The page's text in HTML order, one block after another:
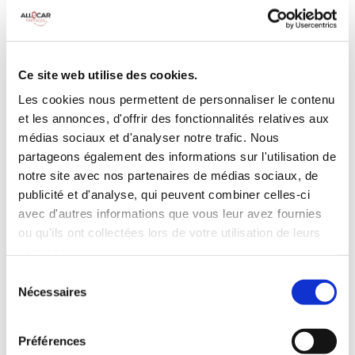
Ce site web utilise des cookies.
Les cookies nous permettent de personnaliser le contenu
et les annonces, d'offrir des fonctionnalités relatives aux
médias sociaux et d'analyser notre trafic. Nous
partageons également des informations sur l'utilisation de
notre site avec nos partenaires de médias sociaux, de
publicité et d'analyse, qui peuvent combiner celles-ci
avec d'autres informations que vous leur avez fournies
ou qu'ils ont collectées lors de votre utilisation de leurs
Nécessaires
Préférences
100 CV
INCLUS À LA LOCATION
Killométrage illimité
Assurance tous risques (hors franchise)
Carburant : plein à rendre plein
CONDITIONS DE LOCATION
Age minimum :20 ans
ASSURANCE